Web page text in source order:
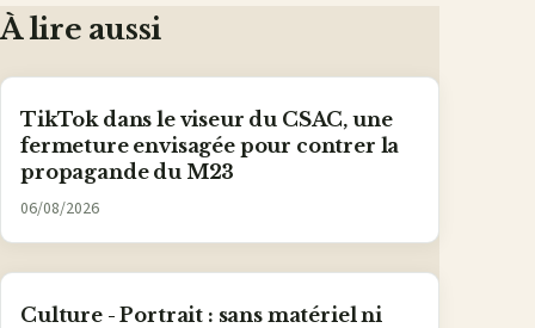
À lire aussi
TikTok dans le viseur du CSAC, une
fermeture envisagée pour contrer la
propagande du M23
06/08/2026
Culture - Portrait : sans matériel ni